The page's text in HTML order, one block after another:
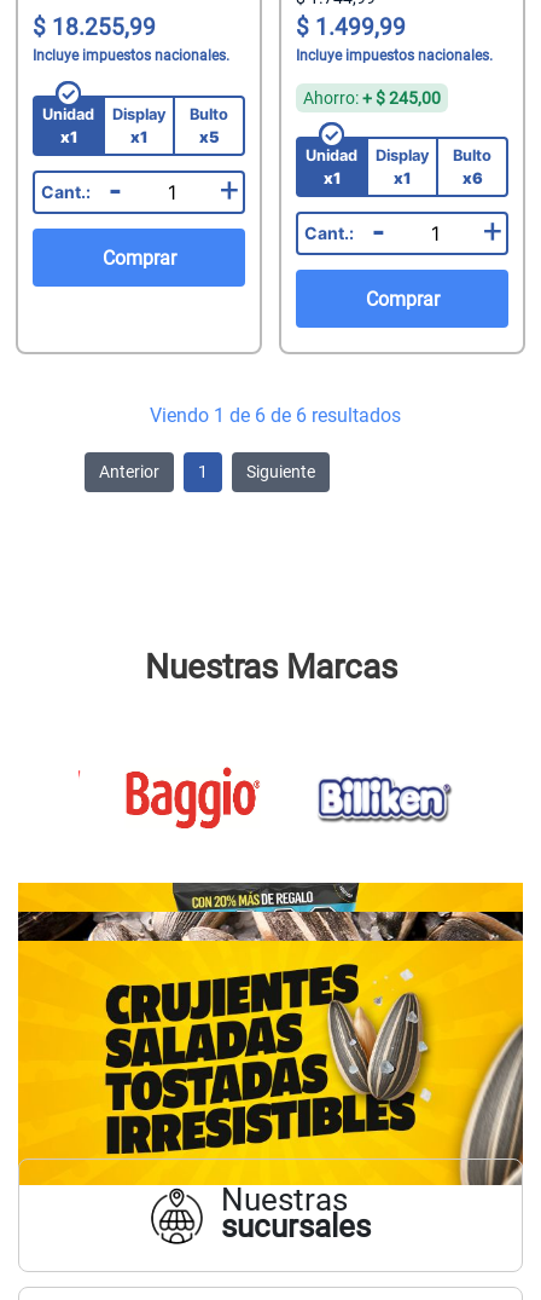
18.255,99
Incluye impuestos nacionales.
Unidad
x1
Display
x1
Bulto
x5
- +
Comprar
1.499,99
Incluye impuestos nacionales.
Ahorro:+ 245,00
Unidad
x1
Display
x1
Bulto
x6
- +
Comprar
Viendo 1 de 6 de 6 resultados
Anterior 1 Siguiente
Nuestras Marcas
Nuestras
sucursales